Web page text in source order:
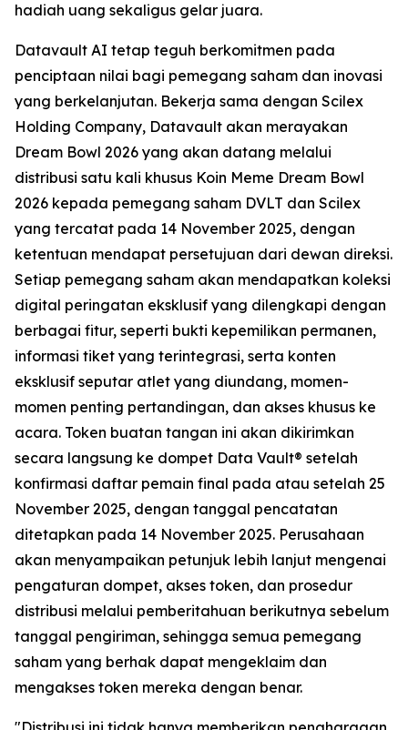
hadiah uang sekaligus gelar juara.
Datavault AI tetap teguh berkomitmen pada
penciptaan nilai bagi pemegang saham dan inovasi
yang berkelanjutan. Bekerja sama dengan Scilex
Holding Company, Datavault akan merayakan
Dream Bowl 2026 yang akan datang melalui
distribusi satu kali khusus Koin Meme Dream Bowl
2026 kepada pemegang saham DVLT dan Scilex
yang tercatat pada 14 November 2025, dengan
ketentuan mendapat persetujuan dari dewan direksi.
Setiap pemegang saham akan mendapatkan koleksi
digital peringatan eksklusif yang dilengkapi dengan
berbagai fitur, seperti bukti kepemilikan permanen,
informasi tiket yang terintegrasi, serta konten
eksklusif seputar atlet yang diundang, momen-
momen penting pertandingan, dan akses khusus ke
acara. Token buatan tangan ini akan dikirimkan
secara langsung ke dompet Data Vault® setelah
konfirmasi daftar pemain final pada atau setelah 25
November 2025, dengan tanggal pencatatan
ditetapkan pada 14 November 2025. Perusahaan
akan menyampaikan petunjuk lebih lanjut mengenai
pengaturan dompet, akses token, dan prosedur
distribusi melalui pemberitahuan berikutnya sebelum
tanggal pengiriman, sehingga semua pemegang
saham yang berhak dapat mengeklaim dan
mengakses token mereka dengan benar.